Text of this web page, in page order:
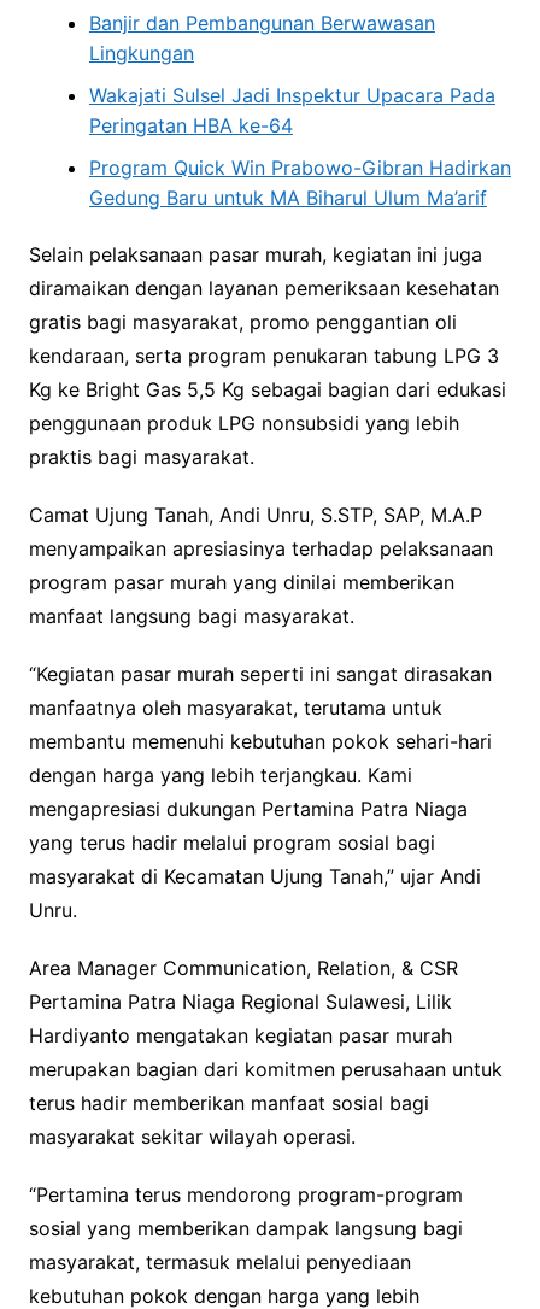
Banjir dan Pembangunan Berwawasan
Lingkungan
Wakajati Sulsel Jadi Inspektur Upacara Pada
Peringatan HBA ke-64
Program Quick Win Prabowo-Gibran Hadirkan
Gedung Baru untuk MA Biharul Ulum Ma’arif
Selain pelaksanaan pasar murah, kegiatan ini juga
diramaikan dengan layanan pemeriksaan kesehatan
gratis bagi masyarakat, promo penggantian oli
kendaraan, serta program penukaran tabung LPG 3
Kg ke Bright Gas 5,5 Kg sebagai bagian dari edukasi
penggunaan produk LPG nonsubsidi yang lebih
praktis bagi masyarakat.
Camat Ujung Tanah, Andi Unru, S.STP, SAP, M.A.P
menyampaikan apresiasinya terhadap pelaksanaan
program pasar murah yang dinilai memberikan
manfaat langsung bagi masyarakat.
“Kegiatan pasar murah seperti ini sangat dirasakan
manfaatnya oleh masyarakat, terutama untuk
membantu memenuhi kebutuhan pokok sehari-hari
dengan harga yang lebih terjangkau. Kami
mengapresiasi dukungan Pertamina Patra Niaga
yang terus hadir melalui program sosial bagi
masyarakat di Kecamatan Ujung Tanah,” ujar Andi
Unru.
Area Manager Communication, Relation, & CSR
Pertamina Patra Niaga Regional Sulawesi, Lilik
Hardiyanto mengatakan kegiatan pasar murah
merupakan bagian dari komitmen perusahaan untuk
terus hadir memberikan manfaat sosial bagi
masyarakat sekitar wilayah operasi.
“Pertamina terus mendorong program-program
sosial yang memberikan dampak langsung bagi
masyarakat, termasuk melalui penyediaan
kebutuhan pokok dengan harga yang lebih